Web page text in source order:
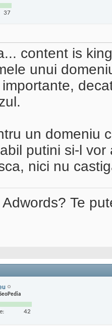
37
content is
unui
un domeniu
putini si-l
nici nu
Te
42